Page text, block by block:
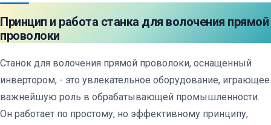
Принцип и работа станка для волочения прямой
проволоки
Станок для волочения прямой проволоки, оснащенный
инвертором, - это увлекательное оборудование, играющее
важнейшую роль в обрабатывающей промышленности.
Он работает по простому, но эффективному принципу,